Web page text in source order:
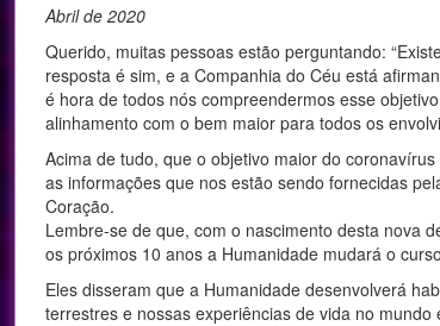
Abril de 2020
Querido, muitas pessoas estão perguntando:
resposta é sim, e a Companhia do Céu está
é hora de todos nós compreendermos esse
alinhamento com o bem maior para todos os
Acima de tudo, que o objetivo maior do
as informações que nos estão sendo fornecidas
Coração.
Lembre-se de que, com o nascimento desta nova
os próximos 10 anos a Humanidade mudará o
Eles disseram que a Humanidade desenvolverá
terrestres e nossas experiências de vida no